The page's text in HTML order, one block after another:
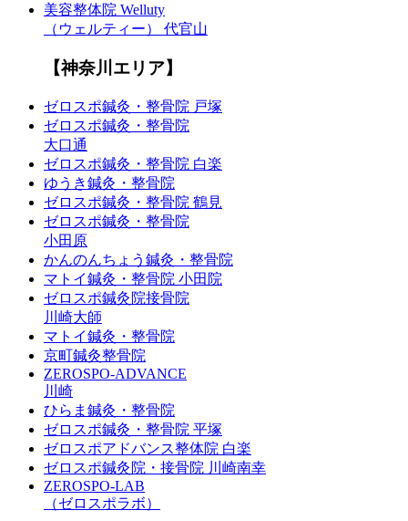
美容整体院 Welluty
（ウェルティー） 代官山
【神奈川エリア】
ゼロスポ鍼灸・整骨院 戸塚
ゼロスポ鍼灸・整骨院
大口通
ゼロスポ鍼灸・整骨院 白楽
ゆうき鍼灸・整骨院
ゼロスポ鍼灸・整骨院 鶴見
ゼロスポ鍼灸・整骨院
小田原
かんのんちょう鍼灸・整骨院
マトイ鍼灸・整骨院 小田院
ゼロスポ鍼灸院接骨院
川崎大師
マトイ鍼灸・整骨院
京町鍼灸整骨院
ZEROSPO-ADVANCE
川崎
ひらま鍼灸・整骨院
ゼロスポ鍼灸・整骨院 平塚
ゼロスポアドバンス整体院 白楽
ゼロスポ鍼灸院・接骨院 川崎南幸
ZEROSPO-LAB
（ゼロスポラボ）